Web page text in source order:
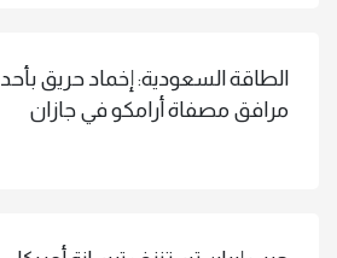
الطاقة السعودية: إخماد حريق بأحد
مرافق مصفاة أرامكو في جازان